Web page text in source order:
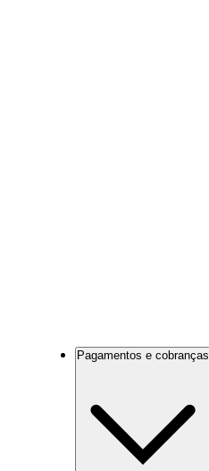
Pagamentos e cobranças